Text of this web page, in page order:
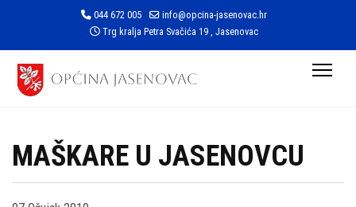
044 672 005
info@opcina-jasenovac.hr
Trg kralja Petra Svačića 19 , Jasenovac
MAŠKARE U JASENOVCU